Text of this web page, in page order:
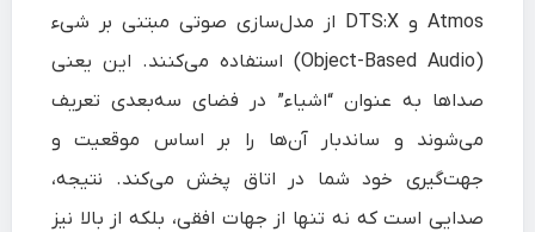
Atmos و DTS:X از مدل‌سازی صوتی مبتنی بر شیء
(Object-Based Audio) استفاده می‌کنند. این یعنی
صداها به عنوان “اشیاء” در فضای سه‌بعدی تعریف
می‌شوند و ساندبار آن‌ها را بر اساس موقعیت و
جهت‌گیری خود شما در اتاق پخش می‌کند. نتیجه،
صدایی است که نه تنها از جهات افقی، بلکه از بالا نیز